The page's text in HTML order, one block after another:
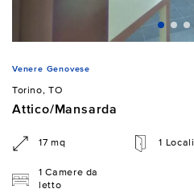
Venere Genovese
Torino, TO
Attico/Mansarda
17 mq 1 Locali
1 Camere da
letto